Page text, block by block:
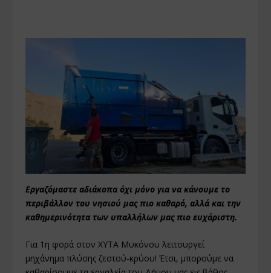
Εργαζόμαστε αδιάκοπα όχι μόνο για να κάνουμε το
περιβάλλον του νησιού μας πιο καθαρό, αλλά και την
καθημερινότητα των υπαλλήλων μας πιο ευχάριστη.
Για 1η φορά στον ΧΥΤΑ Μυκόνου λειτουργεί
μηχάνημα πλύσης ζεστού-κρύου! Έτσι, μπορούμε να